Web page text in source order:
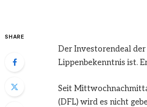
SHARE
Der Investorendeal
Lippenbekenntnis ist.
Seit
(DFL) wird es nicht